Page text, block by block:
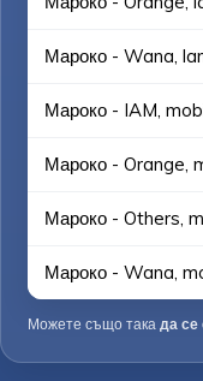
Мароко - Wana,
Мароко - IAM,
Мароко - Orange,
Мароко - Others,
Мароко - Wana,
Можете също така да се